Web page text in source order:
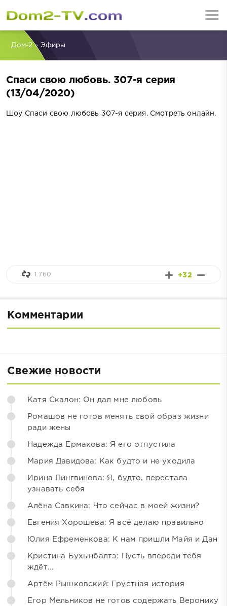
Дом-2» Эфиры
Спаси свою любовь. 307-я серия
(13/04/2020)
Шоу Спаси свою любовь 307-я серия. Смотреть онлайн.
+32
1 760
Комментарии
Свежие новости
Катя Скалон: Он дал мне любовь
Ромашов не готов менять свой образ жизни
ради жены
Надежда Ермакова: Я его отпустила
Мария Давидова: Как будто и не уходила
Ирина Пингвинова: Я, будто, перестала
узнавать себя
Алёна Савкина: Что сейчас в моей жизни?
Евгения Хорошева: Я всё делаю правильно
Юлия Ефременкова: К нам пришли Майя и Дан
Кристина Бухынбалтэ: Пусть впереди тебя
ждёт...
Артём Рышковский: Грустная история
Егор Мельников не готов содержать Веронику